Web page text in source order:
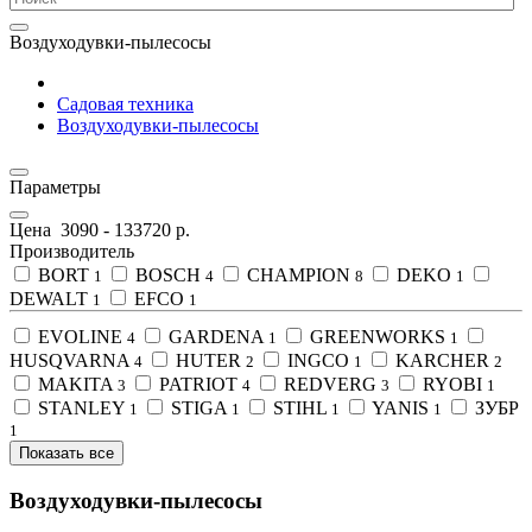
Воздуходувки-пылесосы
Садовая техника
Воздуходувки-пылесосы
Параметры
Цена 3090 - 133720 р.
Производитель
BORT 1 BOSCH 4 CHAMPION 8 DEKO 1
DEWALT 1 EFCO 1
EVOLINE 4 GARDENA 1 GREENWORKS 1
HUSQVARNA 4 HUTER 2 INGCO 1 KARCHER 2
MAKITA 3 PATRIOT 4 REDVERG 3 RYOBI 1
STANLEY 1 STIGA 1 STIHL 1 YANIS 1 ЗУБР
1
Показать все
Воздуходувки-пылесосы